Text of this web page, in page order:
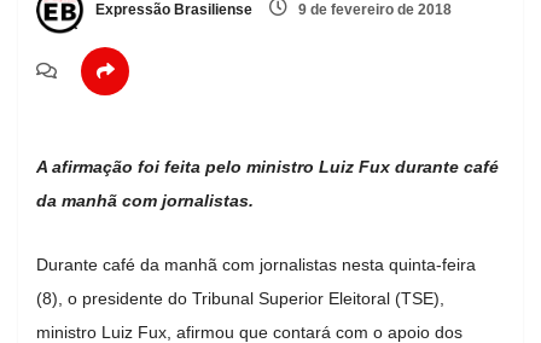
Expressão Brasiliense 9 de fevereiro de 2018
A afirmação foi feita pelo ministro Luiz Fux durante café
da manhã com jornalistas.
Durante café da manhã com jornalistas nesta quinta-feira
(8), o presidente do Tribunal Superior Eleitoral (TSE),
ministro Luiz Fux, afirmou que contará com o apoio dos